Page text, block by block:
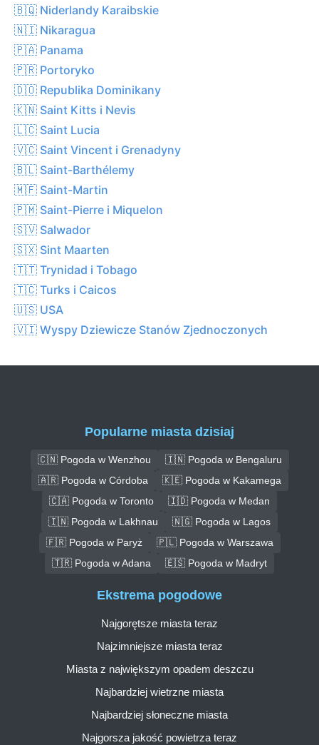
🇧🇶 Niderlandy Karaibskie
🇳🇮 Nikaragua
🇵🇦 Panama
🇵🇷 Portoryko
🇩🇴 Republika Dominikany
🇰🇳 Saint Kitts i Nevis
🇱🇨 Saint Lucia
🇻🇨 Saint Vincent i Grenadyny
🇧🇱 Saint-Barthélemy
🇲🇫 Saint-Martin
🇵🇲 Saint-Pierre i Miquelon
🇸🇻 Salwador
🇸🇽 Sint Maarten
🇹🇹 Trynidad i Tobago
🇹🇨 Turks i Caicos
🇺🇸 USA
🇻🇮 Wyspy Dziewicze Stanów Zjednoczonych
Popularne miasta dzisiaj
🇨🇳 Pogoda w Wenzhou
🇮🇳 Pogoda w Bengaluru
🇦🇷 Pogoda w Córdoba
🇰🇪 Pogoda w Kakamega
🇨🇦 Pogoda w Toronto
🇮🇩 Pogoda w Medan
🇮🇳 Pogoda w Lakhnau
🇳🇬 Pogoda w Lagos
🇫🇷 Pogoda w Paryż
🇵🇱 Pogoda w Warszawa
🇹🇷 Pogoda w Adana
🇪🇸 Pogoda w Madryt
Ekstrema pogodowe
Najgorętsze miasta teraz
Najzimniejsze miasta teraz
Miasta z największym opadem deszczu
Najbardziej wietrzne miasta
Najbardziej słoneczne miasta
Najgorsza jakość powietrza teraz